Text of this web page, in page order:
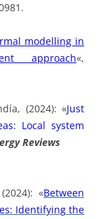
modelling in
approach«,
(2024): «Just
Local system
Reviews
«Between
Identifying the